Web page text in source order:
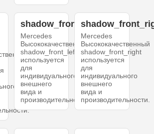
shadow_front_left
Mercedes
Высококачественный
shadow_front_left
используется
для
индивидуального
внешнего
вида и
производительности.
Mercedes
Высококачественный
shadow_front_right
используется
для
индивидуального
внешнего
вида и
производительности.